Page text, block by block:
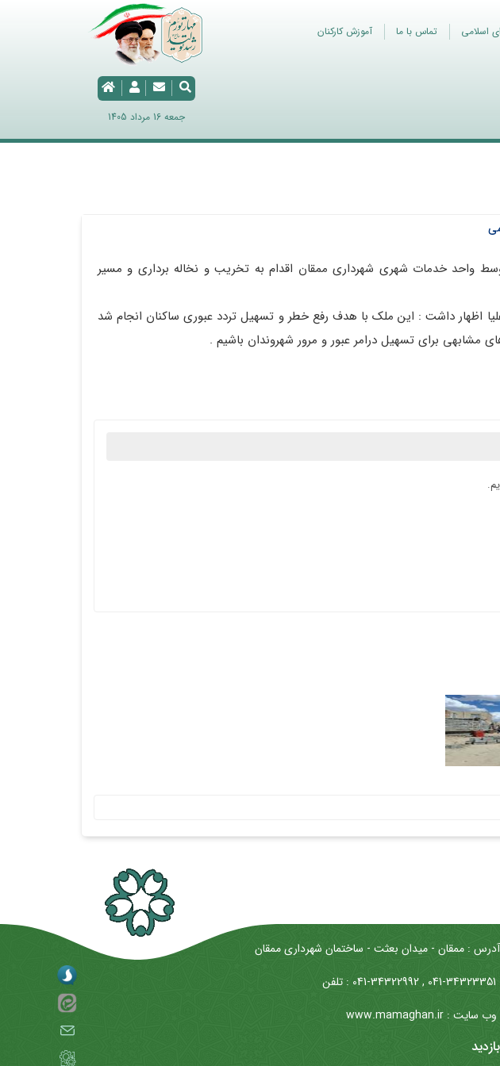
اسلامی تماس با ما آموزش کارکنان
جمعه 16 مرداد 1405
واحد خدمات شهری شهرداری ممقان اقدام به تخریب و نخاله برداری و مسیر
اظهار داشت : این ملک با هدف رفع خطر و تسهیل تردد عبوری ساکنان انجام شد
مشابهی برای تسهیل درامر عبور و مرور شهروندان باشیم .
آدرس : ممقان - میدان بعثت - ساختمان شهرداری ممقان
041-34323351 , 041-34322992 : تلفن
وب سایت : www.mamaghan.ir